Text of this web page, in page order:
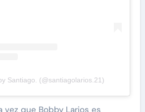
Santiago. (@santiagolarios.21)
vez que Bobby Larios es